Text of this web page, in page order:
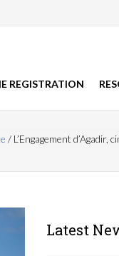
REGISTRATION
/ L’Engagement
Latest